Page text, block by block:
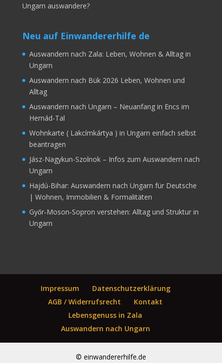
Ungarn auswandere?
Neu auf Einwandererhilfe de
Auswandern nach Zala: Leben, Wohnen & Alltag in
Ungarn
Auswandern nach Bük 2026 Leben, Wohnen und
Alltag
Auswandern nach Ungarn – Neuanfang in Encs im
Hernád-Tal
Wohnkarte ( Lakcímkártya ) in Ungarn einfach selbst
beantragen
Jász-Nagykun-Szolnok – Infos zum Auswandern nach
Ungarn
Hajdú-Bihar: Auswandern nach Ungarn für Deutsche
| Wohnen, Immobilien & Formalitäten
Győr‑Moson‑Sopron verstehen: Alltag und Struktur in
Ungarn
Impressum
Datenschutzerklärung
AGB / Widerrufsrecht
Kontakt
Lebensgenuss in Zala
Auswandern nach Ungarn
© einwandererhilfe.de